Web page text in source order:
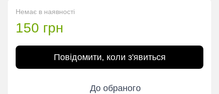
Немає в наявності
150 грн
Повідомити, коли з'явиться
До обраного